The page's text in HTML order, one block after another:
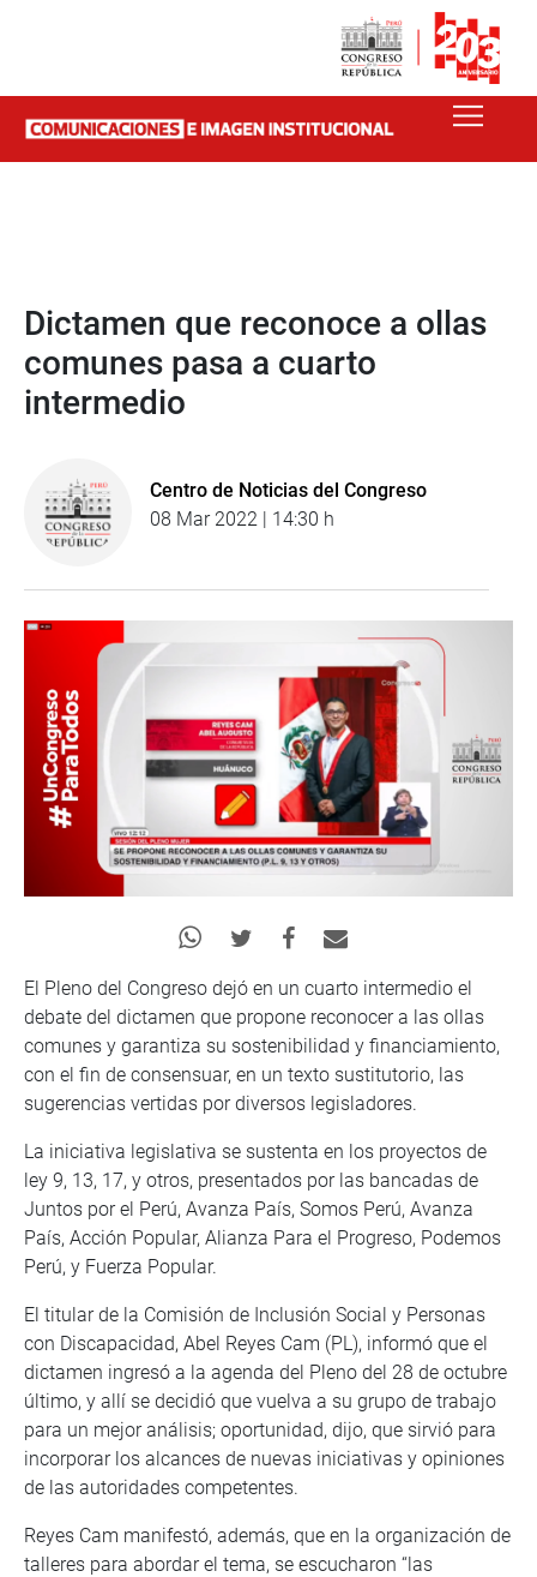
Dictamen que reconoce a ollas
comunes pasa a cuarto
intermedio
Centro de Noticias del Congreso
08 Mar 2022 | 14:30 h
El Pleno del Congreso dejó en un cuarto intermedio el
debate del dictamen que propone reconocer a las ollas
comunes y garantiza su sostenibilidad y financiamiento,
con el fin de consensuar, en un texto sustitutorio, las
sugerencias vertidas por diversos legisladores.
La iniciativa legislativa se sustenta en los proyectos de
ley 9, 13, 17, y otros, presentados por las bancadas de
Juntos por el Perú, Avanza País, Somos Perú, Avanza
País, Acción Popular, Alianza Para el Progreso, Podemos
Perú, y Fuerza Popular.
El titular de la Comisión de Inclusión Social y Personas
con Discapacidad, Abel Reyes Cam (PL), informó que el
dictamen ingresó a la agenda del Pleno del 28 de octubre
último, y allí se decidió que vuelva a su grupo de trabajo
para un mejor análisis; oportunidad, dijo, que sirvió para
incorporar los alcances de nuevas iniciativas y opiniones
de las autoridades competentes.
Reyes Cam manifestó, además, que en la organización de
talleres para abordar el tema, se escucharon “las